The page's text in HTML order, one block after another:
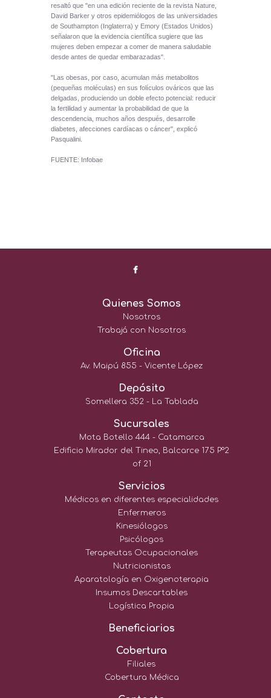
resaltó que "en una edición reciente de la revista Nature,
David Barker y otros epidemiólogos de las universidades
de Southampton (Inglaterra) y Emory (Estados Unidos)
señalaron que la evidencia científica sugiere que las
mujeres deben empezar a comer de manera saludable
desde antes de quedar embarazadas".
"Las obesas, por caso, acumulan más metabolitos
(pequeñas moléculas) en sus folículos ováricos que las
delgadas, produciendo un doble efecto potencial: reducir
la fertilidad y aumentar la probabilidad de que la
descendencia, muchos años después, desarrolle
diabetes, afecciones cardíacas o cáncer", explicó
Pasqualini.
FUENTE: Infobae
Quienes Somos
Nosotros
Trabajá con Nosotros
Oficina
Av. Maipú 855 - Vicente López
Depósito
Somellera 352 - La Tablada
Sucursales
Mota Botello 444 - Catamarca
Edificio Mirador del Tineo, Balcarce 175 P°2
of 21
Servicios
Médicos en diferentes especialidades
Enfermeros
Kinesiólogos
Psicólogos
Terapeutas Ocupacionales
Nutricionistas
Aparatología en Oxigenoterapia
Insumos Descartables
Logística Propia
Beneficiarios
Cobertura
Filiales
Cobertura Médica